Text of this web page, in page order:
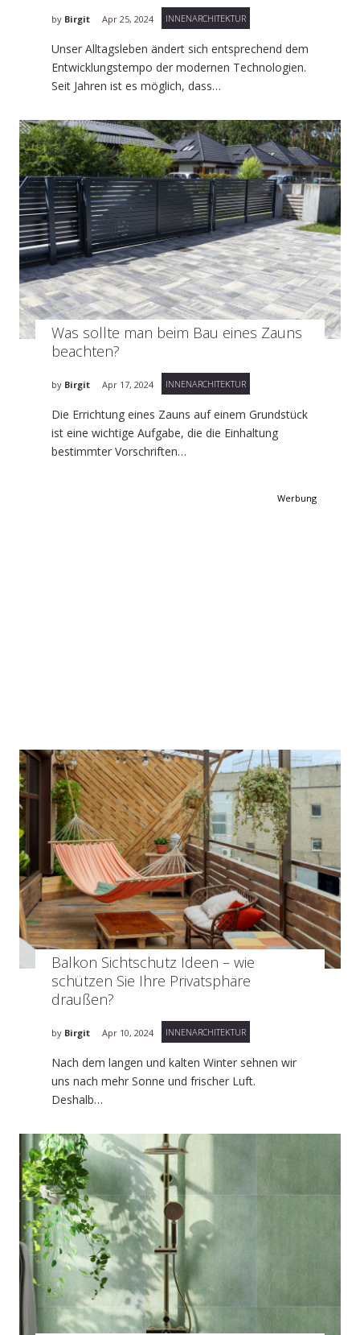
by Birgit Apr 25, 2024 INNENARCHITEKTUR
Unser Alltagsleben ändert sich entsprechend dem
Entwicklungstempo der modernen Technologien.
Seit Jahren ist es möglich, dass…
Was sollte man beim Bau eines Zauns
beachten?
by Birgit Apr 17, 2024 INNENARCHITEKTUR
Die Errichtung eines Zauns auf einem Grundstück
ist eine wichtige Aufgabe, die die Einhaltung
bestimmter Vorschriften…
Werbung
Balkon Sichtschutz Ideen – wie
schützen Sie Ihre Privatsphäre
draußen?
by Birgit Apr 10, 2024 INNENARCHITEKTUR
Nach dem langen und kalten Winter sehnen wir
uns nach mehr Sonne und frischer Luft.
Deshalb…